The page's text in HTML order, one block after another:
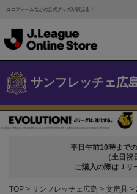
ユニフォームなどの公式グッズが買える！
サンフレッチェ広
平日午前10時まで
（土日祝
ご購入の際はＪリ
TOP サンフレッチェ広島 文房具